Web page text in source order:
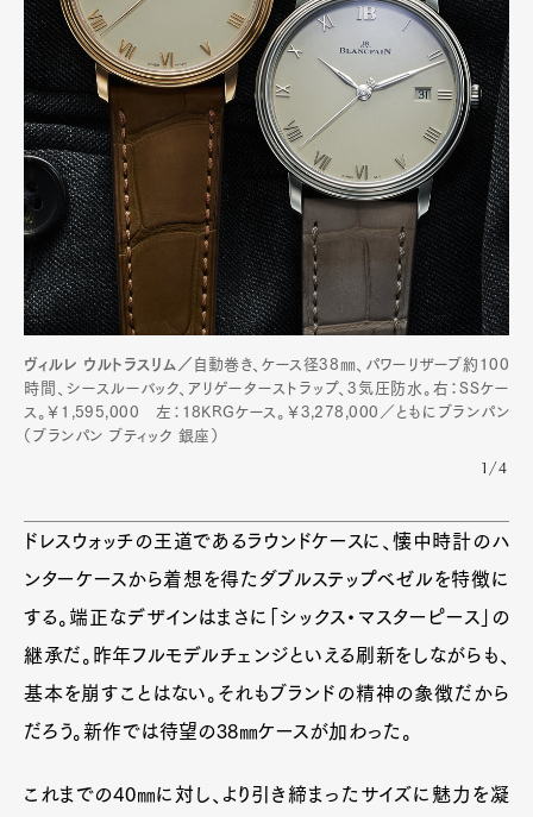
Art&Design WatchFashion
Gourmet
Cars
Product CultureLifestyle
Pen Membership
Magazine
Official Columnist
About
Contact
ヴィルレ ウルトラスリム／ 自動巻き、ケース径38㎜、パワーリザーブ約100
時間、シースルーバック、アリゲーターストラップ、3気圧防水。右：SSケー
ス。￥1,595,000 左：18KRGケース。￥3,278,000／ともにブランパン
（ブランパン ブティック 銀座）
1/4
ドレスウォッチの王道であるラウンドケースに、懐中時計のハ
ンターケースから着想を得たダブルステップベゼルを特徴に
する。端正なデザインはまさに「シックス・マスターピース」の
継承だ。昨年フルモデルチェンジといえる刷新をしながらも、
基本を崩すことはない。それもブランドの精神の象徴だから
だろう。新作では待望の38㎜ケースが加わった。
これまでの40㎜に対し、より引き締まったサイズに魅力を凝